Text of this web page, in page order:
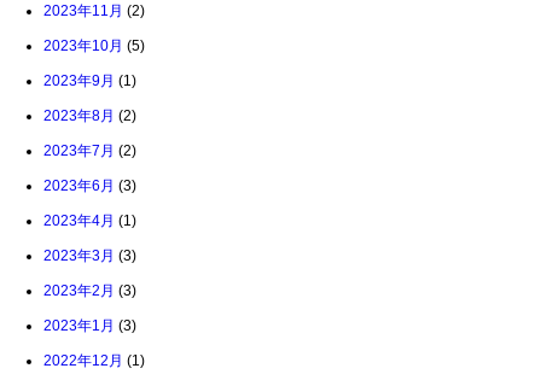
2023年11月 (2)
2023年10月 (5)
2023年9月 (1)
2023年8月 (2)
2023年7月 (2)
2023年6月 (3)
2023年4月 (1)
2023年3月 (3)
2023年2月 (3)
2023年1月 (3)
2022年12月 (1)